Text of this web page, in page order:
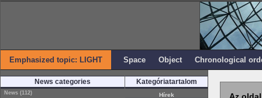
Emphasized topic: LIGHT Space Object Chronological
News categories
News (112)
Kategóriatartalom
Hírek